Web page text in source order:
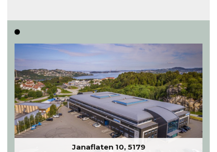
Les hele artikkelen
Janaflaten 10, 5179